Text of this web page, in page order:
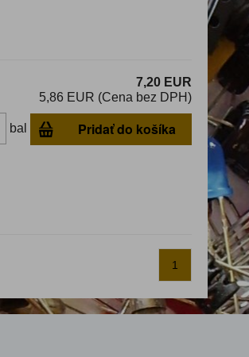
7,20 EUR
5,86 EUR (Cena bez DPH)
bal Pridať do košíka
1